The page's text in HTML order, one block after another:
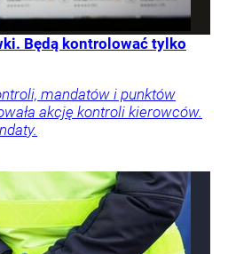
Będą kontrolować tylko
mandatów i punktów
akcję kontroli kierowców.